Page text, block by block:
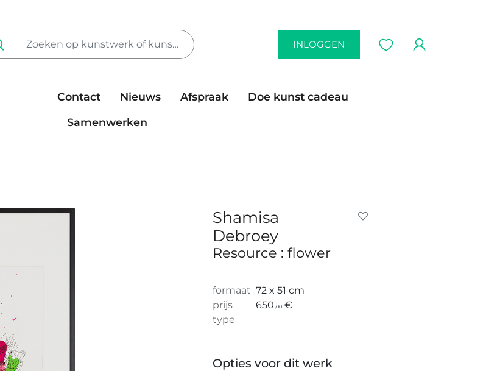
INLOGGEN
Contact Nieuws Afspraak
Doe kunst cadeau
Samenwerken
Shamisa
Debroey
Resource : flower
formaat 72 x 51 cm
prijs
650,00 €
type
Opties voor dit werk